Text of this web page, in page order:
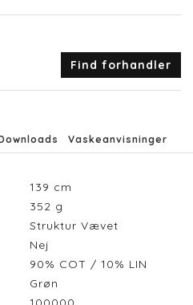
Find forhandler
Vaskeanvisninger
139 cm
352 g
Struktur Vævet
Nej
90% COT / 10% LIN
Grøn